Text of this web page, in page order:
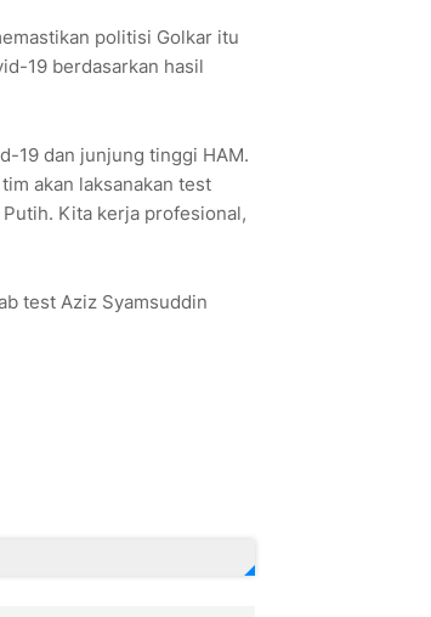
politisi Golkar itu
19 berdasarkan hasil
19 dan junjung tinggi HAM.
akan laksanakan test
Kita kerja profesional,
test Aziz Syamsuddin